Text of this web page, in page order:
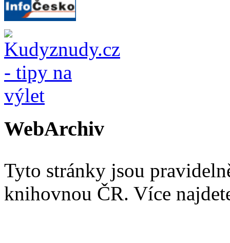
WebArchiv
Tyto stránky jsou
knihovnou ČR. Více